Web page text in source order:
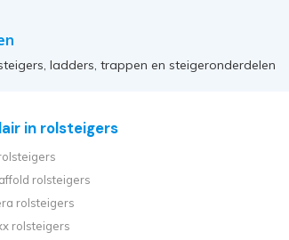
ladders, trappen en steigeronderdelen
in rolsteigers
rolsteigers
rolsteigers
rolsteigers